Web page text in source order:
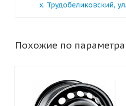
х. Трудобеликовский,
Похожие по